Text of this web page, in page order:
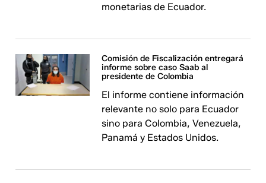
monetarias de Ecuador.
Comisión de Fiscalización entregará
informe sobre caso Saab al
presidente de Colombia
El informe contiene información
relevante no solo para Ecuador
sino para Colombia, Venezuela,
Panamá y Estados Unidos.